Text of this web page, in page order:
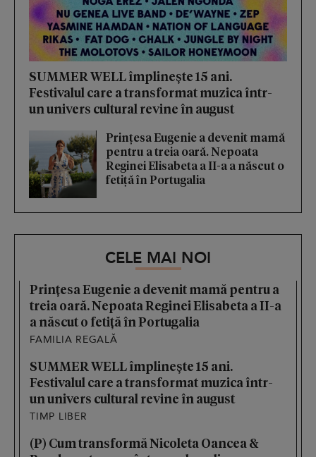
SUMMER WELL împlinește 15 ani.
Festivalul care a transformat muzica într-
un univers cultural revine în august
Prințesa Eugenie a devenit mamă
pentru a treia oară. Nepoata
Reginei Elisabeta a II-a a născut o
fetiță în Portugalia
CELE MAI NOI
Prințesa Eugenie a devenit mamă pentru a
treia oară. Nepoata Reginei Elisabeta a II-a
a născut o fetiță în Portugalia
FAMILIA REGALĂ
SUMMER WELL împlinește 15 ani.
Festivalul care a transformat muzica într-
un univers cultural revine în august
TIMP LIBER
(P) Cum transformă Nicoleta Oancea &